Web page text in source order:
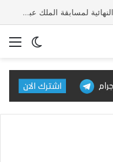
وزير الشؤون الإسلامية يفتتح التصفيات النهائية لمسابقة الملك عبدالعزيز الدولية للقرآن الكريم في دورتها الـ46
الوضع